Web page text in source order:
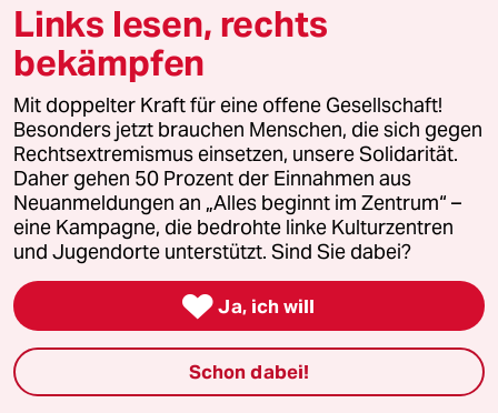
Fragen & Hilfe
Feedback
Aboservice
ePaper Login
Downloads für Abonnierende
Links lesen, rechts
bekämpfen
Mit doppelter Kraft für eine offene Gesellschaft!
Besonders jetzt brauchen Menschen, die sich gegen
Rechtsextremismus einsetzen, unsere Solidarität.
Daher gehen 50 Prozent der Einnahmen aus
Neuanmeldungen an „Alles beginnt im Zentrum“ –
eine Kampagne, die bedrohte linke Kulturzentren
und Jugendorte unterstützt. Sind Sie dabei?
 Ja, ich will
Schon dabei!